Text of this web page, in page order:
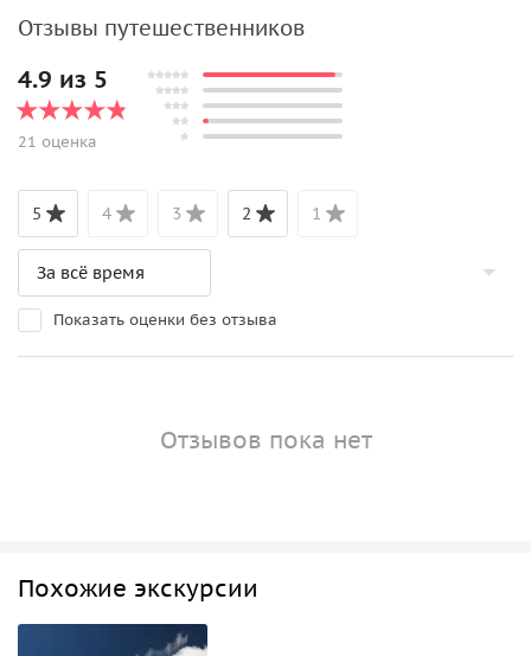
Отзывы путешественников
4.9 из 5
21 оценка
5 4 3 2 1
Показать оценки без отзыва
Отзывов пока нет
Похожие экскурсии